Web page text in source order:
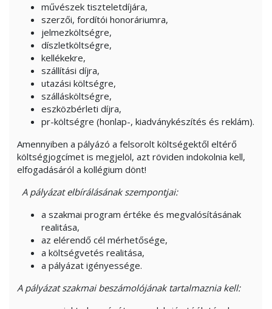
művészek tiszteletdíjára,
szerzői, fordítói honoráriumra,
jelmezköltségre,
díszletköltségre,
kellékekre,
szállítási díjra,
utazási költségre,
szállásköltségre,
eszközbérleti díjra,
pr-költségre (honlap-, kiadványkészítés és reklám).
Amennyiben a pályázó a felsorolt költségektől eltérő
költségjogcímet is megjelöl, azt röviden indokolnia kell,
elfogadásáról a kollégium dönt!
A pályázat elbírálásának szempontjai:
a szakmai program értéke és megvalósításának
realitása,
az elérendő cél mérhetősége,
a költségvetés realitása,
a pályázat igényessége.
A pályázat szakmai beszámolójának tartalmaznia kell: